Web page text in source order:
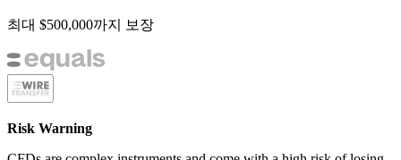
최대 $500,000까지 보장
Risk Warning